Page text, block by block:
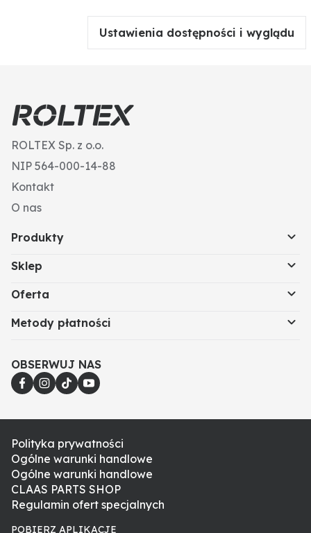
Ustawienia dostępności i wyglądu
ROLTEX Sp. z o.o.
NIP 564-000-14-88
Kontakt
O nas
Produkty
Sklep
Oferta
Metody płatności
OBSERWUJ NAS
Polityka prywatności
Ogólne warunki handlowe
Ogólne warunki handlowe
CLAAS PARTS SHOP
Regulamin ofert specjalnych
POBIERZ APLIKACJE